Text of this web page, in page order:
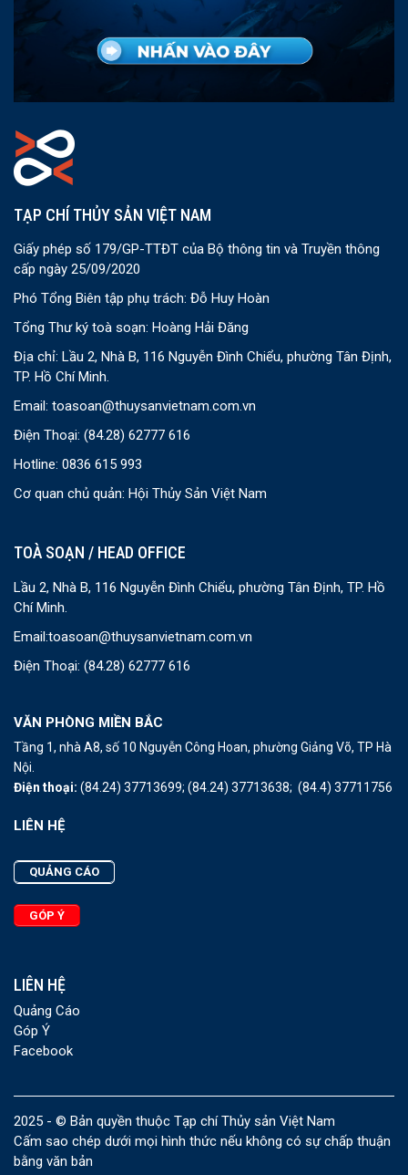
TẠP CHÍ THỦY SẢN VIỆT NAM
Giấy phép số 179/GP-TTĐT của Bộ thông tin và Truyền thông
cấp ngày 25/09/2020
Phó Tổng Biên tập phụ trách: Đỗ Huy Hoàn
Tổng Thư ký toà soạn: Hoàng Hải Đăng
Địa chỉ: Lầu 2, Nhà B, 116 Nguyễn Đình Chiểu, phường Tân Định,
TP. Hồ Chí Minh.
Email: toasoan@thuysanvietnam.com.vn
Điện Thoại: (84.28) 62777 616
Hotline: 0836 615 993
Cơ quan chủ quản: Hội Thủy Sản Việt Nam
TOÀ SOẠN / HEAD OFFICE
Lầu 2, Nhà B, 116 Nguyễn Đình Chiểu, phường Tân Định, TP. Hồ
Chí Minh.
Email:toasoan@thuysanvietnam.com.vn
Điện Thoại: (84.28) 62777 616
VĂN PHÒNG MIỀN BẮC
Tầng 1, nhà A8, số 10 Nguyễn Công Hoan, phường Giảng Võ, TP Hà
Nội.
Điện thoại: (84.24) 37713699; (84.24) 37713638; (84.4) 37711756
LIÊN HỆ
QUẢNG CÁO
GÓP Ý
LIÊN HỆ
Quảng Cáo
Góp Ý
Facebook
2025 - © Bản quyền thuộc Tạp chí Thủy sản Việt Nam
Cấm sao chép dưới mọi hình thức nếu không có sự chấp thuận
bằng văn bản